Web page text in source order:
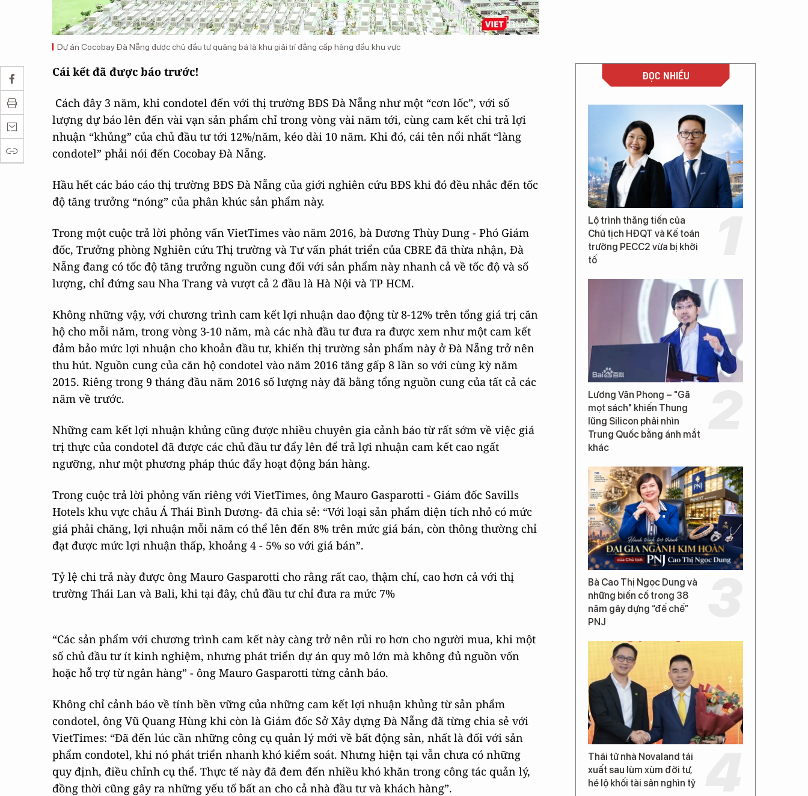
Dự án Cocobay Đà Nẵng được chủ đầu tư quảng bá là khu giải trí đẳng cấp hàng đầu khu vực
Cái kết đã được báo trước!
Cách đây 3 năm, khi condotel đến với thị trường BĐS Đà Nẵng như một “cơn lốc”, với số
lượng dự báo lên đến vài vạn sản phẩm chỉ trong vòng vài năm tới, cùng cam kết chi trả lợi
nhuận “khủng” của chủ đầu tư tới 12%/năm, kéo dài 10 năm. Khi đó, cái tên nổi nhất “làng
condotel” phải nói đến Cocobay Đà Nẵng.
Hầu hết các báo cáo thị trường BĐS Đà Nẵng của giới nghiên cứu BĐS khi đó đều nhắc đến tốc
độ tăng trưởng “nóng” của phân khúc sản phẩm này.
Trong một cuộc trả lời phỏng vấn VietTimes vào năm 2016, bà Dương Thùy Dung - Phó Giám
đốc, Trưởng phòng Nghiên cứu Thị trường và Tư vấn phát triển của CBRE đã thừa nhận, Đà
Nẵng đang có tốc độ tăng trưởng nguồn cung đối với sản phẩm này nhanh cả về tốc độ và số
lượng, chỉ đứng sau Nha Trang và vượt cả 2 đầu là Hà Nội và TP HCM.
Không những vậy, với chương trình cam kết lợi nhuận dao động từ 8-12% trên tổng giá trị căn
hộ cho mỗi năm, trong vòng 3-10 năm, mà các nhà đầu tư đưa ra được xem như một cam kết
đảm bảo mức lợi nhuận cho khoản đầu tư, khiến thị trường sản phẩm này ở Đà Nẵng trở nên
thu hút. Nguồn cung của căn hộ condotel vào năm 2016 tăng gấp 8 lần so với cùng kỳ năm
2015. Riêng trong 9 tháng đầu năm 2016 số lượng này đã bằng tổng nguồn cung của tất cả các
năm về trước.
Những cam kết lợi nhuận khủng cũng được nhiều chuyên gia cảnh báo từ rất sớm về việc giá
trị thực của condotel đã được các chủ đầu tư đẩy lên để trả lợi nhuận cam kết cao ngất
ngưỡng, như một phương pháp thúc đẩy hoạt động bán hàng.
Trong cuộc trả lời phỏng vấn riêng với VietTimes, ông Mauro Gasparotti - Giám đốc Savills
Hotels khu vực châu Á Thái Bình Dương- đã chia sẻ: “Với loại sản phẩm diện tích nhỏ có mức
giá phải chăng, lợi nhuận mỗi năm có thể lên đến 8% trên mức giá bán, còn thông thường chỉ
đạt được mức lợi nhuận thấp, khoảng 4 - 5% so với giá bán”.
Tỷ lệ chi trả này được ông Mauro Gasparotti cho rằng rất cao, thậm chí, cao hơn cả với thị
trường Thái Lan và Bali, khi tại đây, chủ đầu tư chỉ đưa ra mức 7%
“Các sản phẩm với chương trình cam kết này càng trở nên rủi ro hơn cho người mua, khi một
số chủ đầu tư ít kinh nghiệm, nhưng phát triển dự án quy mô lớn mà không đủ nguồn vốn
hoặc hỗ trợ từ ngân hàng” - ông Mauro Gasparotti từng cảnh báo.
Không chỉ cảnh báo về tính bền vững của những cam kết lợi nhuận khủng từ sản phẩm
condotel, ông Vũ Quang Hùng khi còn là Giám đốc Sở Xây dựng Đà Nẵng đã từng chia sẻ với
VietTimes: “Đã đến lúc cần những công cụ quản lý mới về bất động sản, nhất là đối với sản
phẩm condotel, khi nó phát triển nhanh khó kiểm soát. Nhưng hiện tại vẫn chưa có những
quy định, điều chỉnh cụ thể. Thực tế này đã đem đến nhiều khó khăn trong công tác quản lý,
đồng thời cũng gây ra những yếu tố bất an cho cả nhà đầu tư và khách hàng”.
ĐỌC NHIỀU
Lộ trình thăng tiến của
Chủ tịch HĐQT và Kế toán
trưởng PECC2 vừa bị khởi
tố
Lương Văn Phong – "Gã
mọt sách" khiến Thung
lũng Silicon phải nhìn
Trung Quốc bằng ánh mắt
khác
Bà Cao Thị Ngọc Dung và
những biến cố trong 38
năm gây dựng “đế chế”
PNJ
Thái tử nhà Novaland tái
xuất sau lùm xùm đời tư,
hé lộ khối tài sản nghìn tỷ